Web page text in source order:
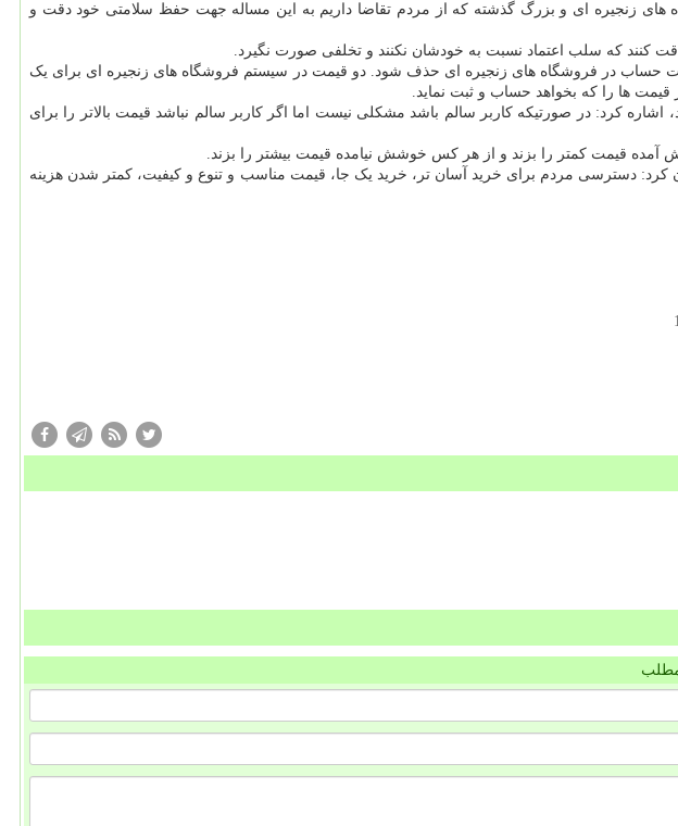
های زنجیره ای و بزرگ گذشته که از مردم تقاضا داریم به این مساله جهت حفظ سلامتی خود دقت و
کنند که سلب اعتماد نسبت به خودشان نکنند و تخلفی صورت نگیرد.
حساب در فروشگاه های زنجیره ای حذف شود. دو قیمت در سیستم فروشگاه های زنجیره ای برای یک
ها را که بخواهد حساب و ثبت نماید.
کرد: در صورتیکه کاربر سالم باشد مشکلی نیست اما اگر کاربر سالم نباشد قیمت بالاتر را برای
قیمت کمتر را بزند و از هر کس خوشش نیامده قیمت بیشتر را بزند.
کرد: دسترسی مردم برای خرید آسان تر، خرید یک جا، قیمت مناسب و تنوع و کیفیت، کمتر شدن هزینه